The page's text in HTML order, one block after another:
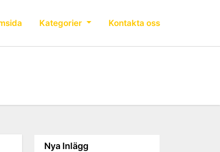
Kategorier Kontakta oss
Nya Inlägg